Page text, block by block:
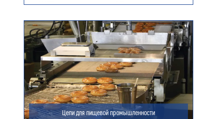
Цепи для пищевой промышленности
Я даю согласие на обработку моих персональных
данных (ФИО/Компания, телефон, email) компанией
ООО «ЦЕПЬИНВЕСТ».
Посмотреть текст согласия